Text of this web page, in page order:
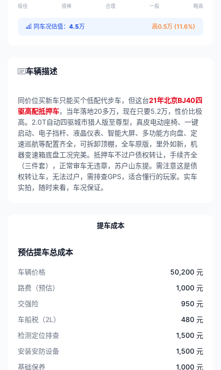
极佳 很棒 合理 一般 略高
同车况估值： 4.5万 高0.5万 (11.6%)
车辆描述
同价位买新车只能买个低配代步车，但这台21年北京BJ40四
驱高配抵押车，当年落地20多万，现在只要5.2万，性价比极
高。2.0T自动四驱城市猎人版至尊型，真皮电动座椅、一键
启动、电子挡杆、液晶仪表、智能大屏、多功能方向盘、定
速巡航等配置齐全，可拆卸顶棚，全车原版，里外如新，机
器变速箱底盘工况完美。抵押车不过户债权转让，手续齐全
（三件套），正常审车无违章，苏户山东提。需注意这是债
权转让车，无法过户，需排查GPS，适合懂行的玩家。实车
实拍，随时来看，车况保证。
提车成本
预估提车总成本
车辆价格
50,200 元
路费（预估）
1,000 元
交强险
950 元
车船税（2L）
480 元
检测定位排查
1,500 元
安装安防设备
1,500 元
基础保养
1,000 元